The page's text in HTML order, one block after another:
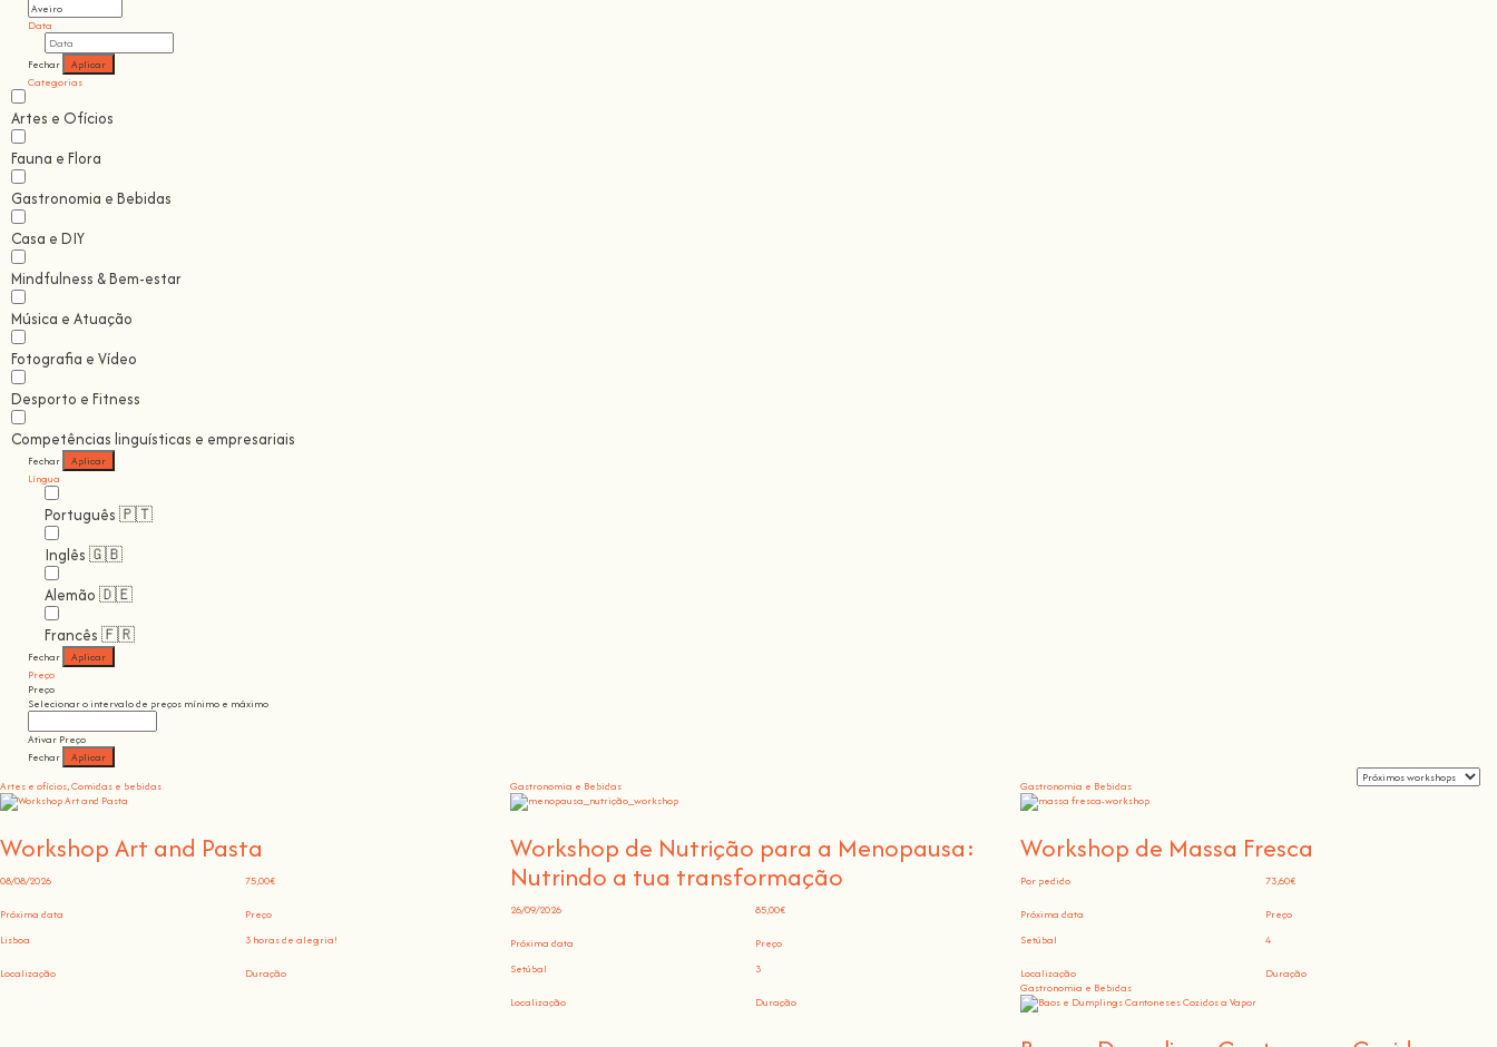
Data
Fechar
Aplicar
Categorias
Artes e Ofícios
Fauna e Flora
Gastronomia e Bebidas
Casa e DIY
Mindfulness & Bem-estar
Música e Atuação
Fotografia e Vídeo
Desporto e Fitness
Competências linguísticas e empresariais
Fechar
Aplicar
Língua
Português 🇵🇹
Inglês 🇬🇧
Alemão 🇩🇪
Francês 🇫🇷
Fechar
Aplicar
Preço
Preço
Selecionar o intervalo de preços mínimo e máximo
Ativar Preço
Fechar
Aplicar
Artes e ofícios, Comidas e bebidas
Workshop Art and Pasta
08/08/2026
Próxima data
75,00€
Preço
Lisboa
Localização
3 horas de alegria!
Duração
Gastronomia e Bebidas
Workshop de Nutrição para a Menopausa:
Nutrindo a tua transformação
26/09/2026
Próxima data
85,00€
Preço
Setúbal
Localização
3
Duração
Gastronomia e Bebidas
Workshop de Massa Fresca
Por pedido
Próxima data
73,60€
Preço
Setúbal
Localização
4
Duração
Gastronomia e Bebidas